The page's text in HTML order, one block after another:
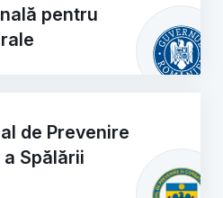
pentru
de Prevenire
Spălării